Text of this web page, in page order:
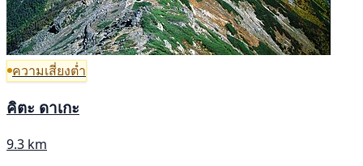
ความเสี่ยงต่ำ
คิตะ ดาเกะ
9.3 km